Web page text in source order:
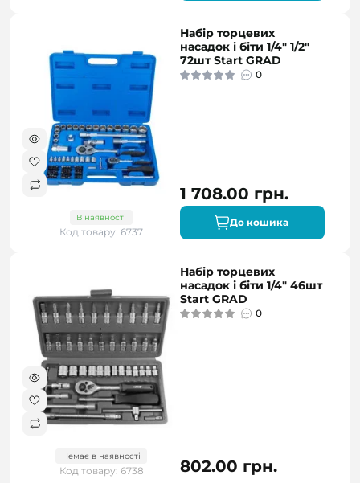
В наявності
Код товару: 6737
Набір торцевих
насадок і біти 1/4" 1/2"
72шт Start GRAD
0
1 708.00 грн.
До кошика
Немає в наявності
Код товару: 6738
Набір торцевих
насадок і біти 1/4" 46шт
Start GRAD
0
802.00 грн.